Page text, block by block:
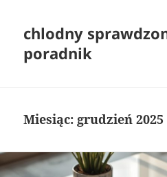
chlodny
poradnik
Miesiąc: grudzień 2025